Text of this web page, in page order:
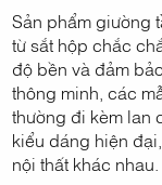
Sản phẩm giường
từ sắt hộp chắc
độ bền và đảm
thông minh, các
thường đi kèm lan
kiểu dáng hiện
nội thất khác nhau.